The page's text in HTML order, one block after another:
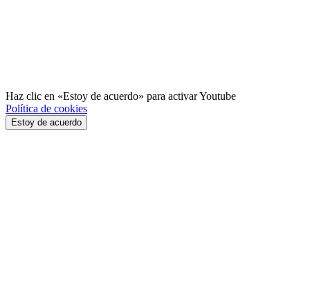
Haz clic en «Estoy de acuerdo» para activar Youtube
Política de cookies
Estoy de acuerdo